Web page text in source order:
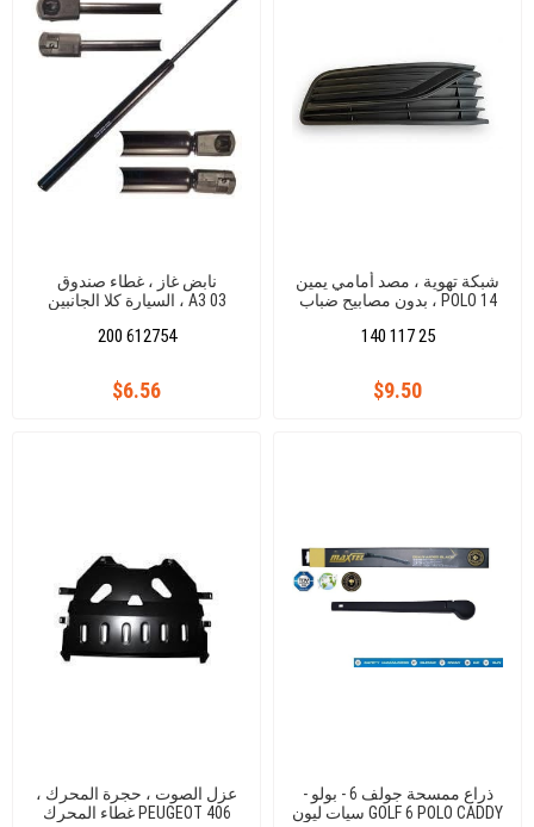
نابض غاز ، غطاء صندوق
السيارة كلا الجانبين ، A3 03
200 612754
$6.56
شبكة تهوية ، مصد أمامي يمين
، بدون مصابيح ضباب POLO 14
140 117 25
$9.50
عزل الصوت ، حجرة المحرك ،
غطاء المحرك PEUGEOT 406
ذراع ممسحة جولف 6 - بولو -
سيات ليون GOLF 6 POLO CADDY